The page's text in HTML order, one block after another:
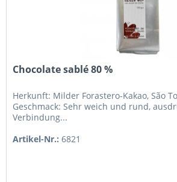
Chocolate sablé 80 %
Herkunft: Milder Forastero-Kakao, São
Geschmack: Sehr weich und rund,
Verbindung...
Artikel-Nr.: 6821